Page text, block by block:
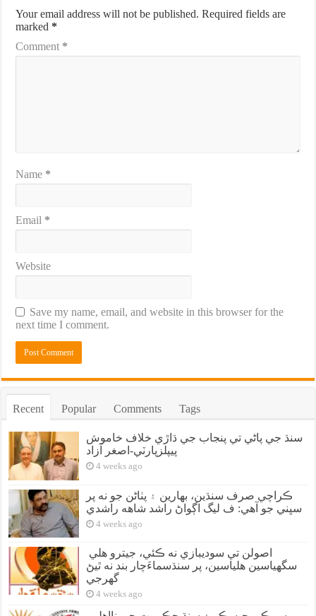
Your email address will not be published. Required fields are
marked *
Comment *
Name *
Email *
Website
Save my name, email, and website in this browser for the
next time I comment.
Recent Popular Comments Tags
سنڌ جي پاڻي تي پنجاب جي ڌاڙي خلاف خاموش
پيپلزپارٽي-اصغر آزاد
4 weeks ago
ڪراچي صرف سنڌين، بهارين ۽ پٺاڻن جو نه پر
سڀني جو آهي: ف ليگ اڳواڻ راشد شاهه راشدي
4 weeks ago
سگهياسين هلياسين، پر سنڌسماءَچار بند نه ٿيڻ
گهرجي
4 weeks ago